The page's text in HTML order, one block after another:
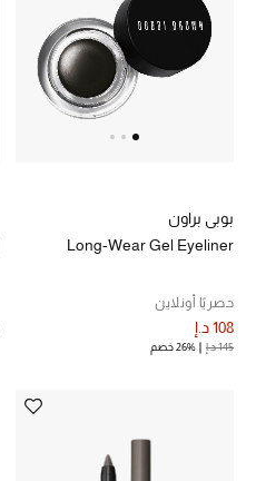
خصم حتى 70%
تسوقوا الآن
ما وصلنا حديثاً
النساء
أحذية النسائية
بوبي براون
Long-Wear Gel Eyeliner
حصريًا أونلاين
108 د.إ
145 د.إ 26% خصم